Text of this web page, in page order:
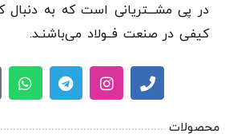
در پی مشـــتریانی است که به
کیفی در صنعت فــولاد می‌باشنـد.
محصولات